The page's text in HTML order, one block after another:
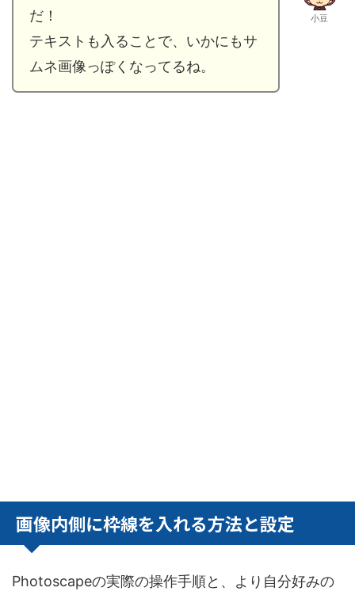
だ！
テキストも入ることで、いかにもサ
ムネ画像っぽくなってるね。
小豆
画像内側に枠線を入れる方法と設定
Photoscapeの実際の操作手順と、より自分好みの